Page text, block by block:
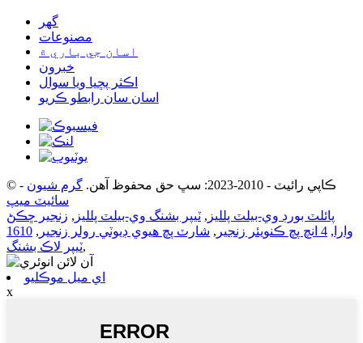
گھر
مصنوعات
اسان جي باري ۾
خبرون
اڪثر پڇيا ويا سوال
اسان سان رابطو ڪريو
© ڪاپي رائيٽ - 2010-2023: سڀ حق محفوظ آهن. گرم شيون -
سائيٽ ميپ
پائلٽ بورڊ وي-بيلٽ پلليز , ٽيپر بشنگ وي-بيلٽ پلليز , زنجير ڇڪڻ
وارا , 4 انچ پچ ڪنويئر زنجير , شارٽ پچ هيوي ڊيوٽي رولر زنجير ,
1610
ٽيپر لاڪ بشنگ,
اي ميل موڪليو
x